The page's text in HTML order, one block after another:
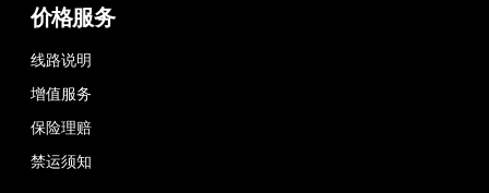
价格服务
线路说明
增值服务
保险理赔
禁运须知